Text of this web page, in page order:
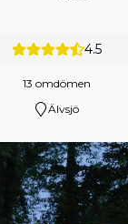
4.5
13 omdömen
Älvsjö